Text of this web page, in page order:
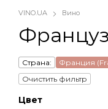
VINO.UA Вино
Страна:
Франция
Очистить фильтр
Цвет